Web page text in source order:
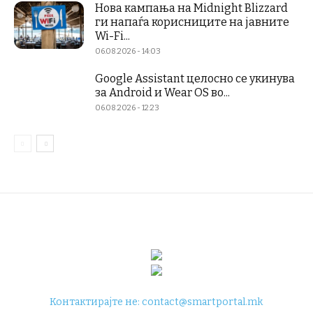
Нова кампања на Midnight Blizzard
ги напаѓа корисниците на јавните
Wi-Fi...
06.08.2026 - 14:03
Google Assistant целосно се укинува
за Android и Wear OS во...
06.08.2026 - 12:23
Контактирајте не:contact@smartportal.mk